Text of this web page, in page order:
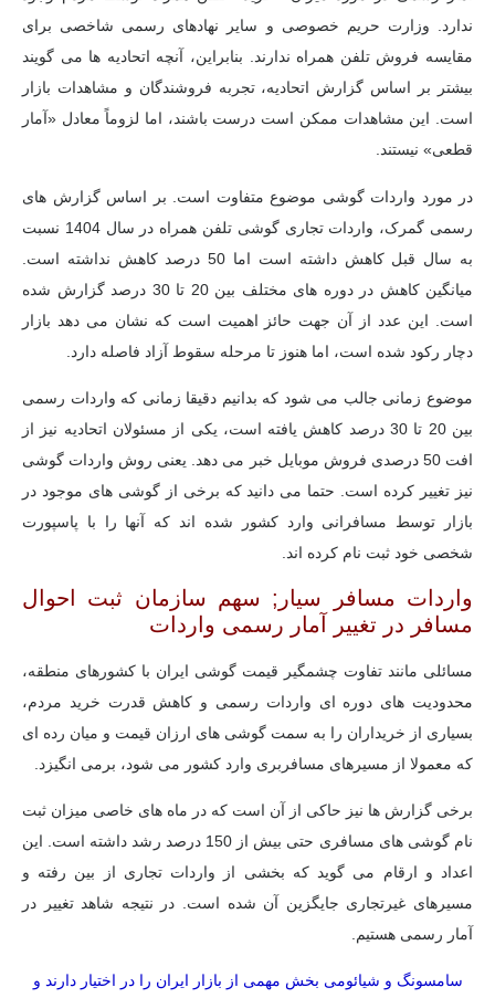
ندارد. وزارت حریم خصوصی و سایر نهادهای رسمی شاخصی برای
مقایسه فروش تلفن همراه ندارند. بنابراین، آنچه اتحادیه ها می گویند
بیشتر بر اساس گزارش اتحادیه، تجربه فروشندگان و مشاهدات بازار
است. این مشاهدات ممکن است درست باشند، اما لزوماً معادل «آمار
قطعی» نیستند.
در مورد واردات گوشی موضوع متفاوت است. بر اساس گزارش های
رسمی گمرک، واردات تجاری گوشی تلفن همراه در سال 1404 نسبت
به سال قبل کاهش داشته است اما 50 درصد کاهش نداشته است.
میانگین کاهش در دوره های مختلف بین 20 تا 30 درصد گزارش شده
است. این عدد از آن جهت حائز اهمیت است که نشان می دهد بازار
دچار رکود شده است، اما هنوز تا مرحله سقوط آزاد فاصله دارد.
موضوع زمانی جالب می شود که بدانیم دقیقا زمانی که واردات رسمی
بین 20 تا 30 درصد کاهش یافته است، یکی از مسئولان اتحادیه نیز از
افت 50 درصدی فروش موبایل خبر می دهد. یعنی روش واردات گوشی
نیز تغییر کرده است. حتما می دانید که برخی از گوشی های موجود در
بازار توسط مسافرانی وارد کشور شده اند که آنها را با پاسپورت
شخصی خود ثبت نام کرده اند.
واردات مسافر سیار; سهم سازمان ثبت احوال
مسافر در تغییر آمار رسمی واردات
مسائلی مانند تفاوت چشمگیر قیمت گوشی ایران با کشورهای منطقه،
محدودیت های دوره ای واردات رسمی و کاهش قدرت خرید مردم،
بسیاری از خریداران را به سمت گوشی های ارزان قیمت و میان رده ای
که معمولا از مسیرهای مسافربری وارد کشور می شود، برمی انگیزد.
برخی گزارش ها نیز حاکی از آن است که در ماه های خاصی میزان ثبت
نام گوشی های مسافری حتی بیش از 150 درصد رشد داشته است. این
اعداد و ارقام می گوید که بخشی از واردات تجاری از بین رفته و
مسیرهای غیرتجاری جایگزین آن شده است. در نتیجه شاهد تغییر در
آمار رسمی هستیم.
سامسونگ و شیائومی بخش مهمی از بازار ایران را در اختیار دارند و